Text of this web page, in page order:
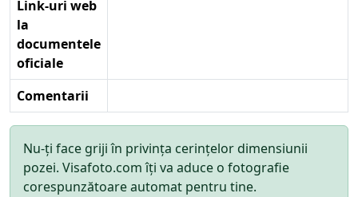
Link-uri web
la
documentele
oficiale
Comentarii
Nu-ți face griji în privința cerințelor dimensiunii
pozei. Visafoto.com îți va aduce o fotografie
corespunzătoare automat pentru tine.